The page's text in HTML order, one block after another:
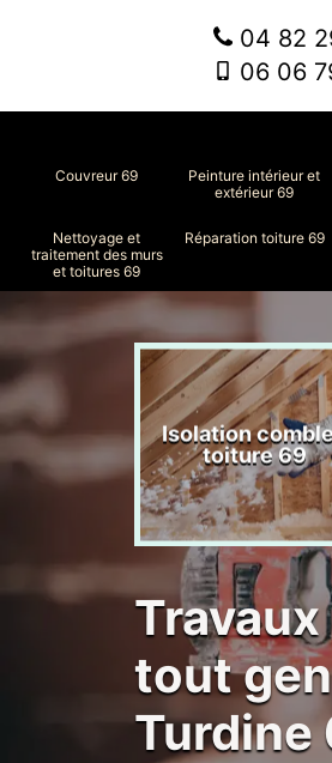
04 82
06 06
Couvreur 69
Peinture intérieur et
extérieur 69
Nettoyage et
traitement des murs
et toitures 69
Réparation toiture 69
de
69
Isolation
toiture 69
tout